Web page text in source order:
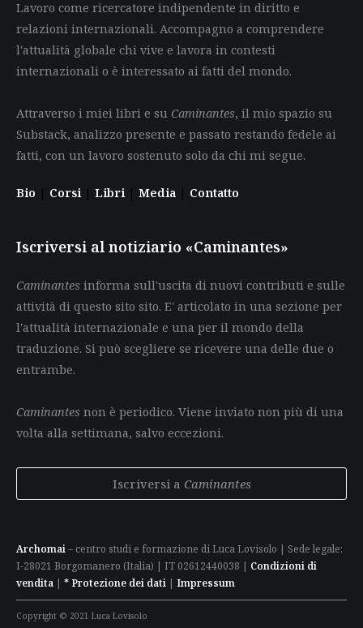
Lavoro come ricercatore indipendente in diritto e
relazioni internazionali. Accompagno a comprendere
l'attualità globale chi vive e lavora in contesti
internazionali o è interessato ai fatti del mondo.
Attraverso i miei libri e su Caminantes, il mio spazio su
Substack, analizzo presente e passato restando fedele ai
fatti, con un lavoro sostenuto solo da chi mi segue.
Bio | Corsi | Libri | Media | Contatto
Iscriversi al notiziario «Caminantes»
Caminantes informa sull'uscita di nuovi contributi e sulle
attività di questo sito sito. E' articolato in una sezione per
l'attualità internazionale e una per il mondo della
traduzione. Si può scegliere se ricevere una delle due o
entrambe.
Caminantes non è periodico. Viene inviato non più di una
volta alla settimana, salvo eccezioni.
Iscriversi a Caminantes
Archomai– centro studi e formazione di Luca Lovisolo | Sede legale:
I-28021 Borgomanero (Italia) | IT 02612440038 | Condizioni di
vendita | * Protezione dei dati | Impressum
Copyright © 2021 Luca Lovisolo